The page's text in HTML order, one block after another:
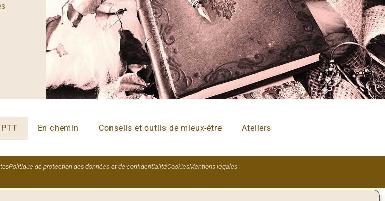
En chemin Conseils et outils de mieux-être Ateliers
Politique de protection des données et de confidentialitéCookiesMentions légales